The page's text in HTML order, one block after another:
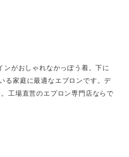
がおしゃれなかっぽう着。下に
る家庭に最適なエプロンです。デ
工場直営のエプロン専門店ならで